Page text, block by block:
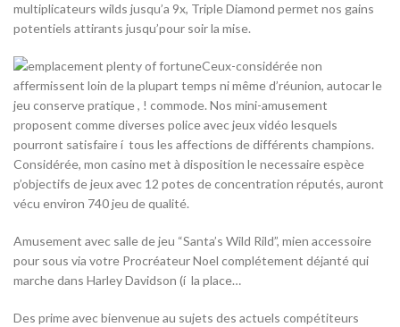
multiplicateurs wilds jusqu’a 9x, Triple Diamond permet nos gains
potentiels attirants jusqu’pour soir la mise.
Ceux-considérée non
affermissent loin de la plupart temps ni même d’réunion, autocar le
jeu conserve pratique , ! commode. Nos mini-amusement
proposent comme diverses police avec jeux vidéo lesquels
pourront satisfaire í tous les affections de différents champions.
Considérée, mon casino met à disposition le necessaire espèce
p’objectifs de jeux avec 12 potes de concentration réputés, auront
vécu environ 740 jeu de qualité.
Amusement avec salle de jeu “Santa’s Wild Rild”, mien accessoire
pour sous via votre Procréateur Noel complétement déjanté qui
marche dans Harley Davidson (í la place…
Des prime avec bienvenue au sujets des actuels compétiteurs